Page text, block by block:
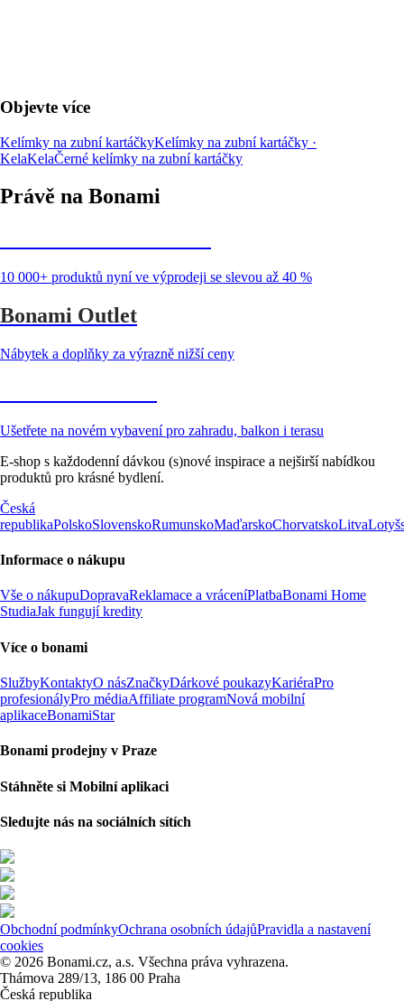
Objevte více
Kelímky na zubní kartáčkyKelímky na zubní kartáčky ·
KelaKelaČerné kelímky na zubní kartáčky
Právě na Bonami
10 000+ produktů nyní ve výprodeji se slevou až 40 %
Bonami Outlet
Nábytek a doplňky za výrazně nižší ceny
Ušetřete na novém vybavení pro zahradu, balkon i terasu
E-shop s každodenní dávkou (s)nové inspirace a nejširší nabídkou
produktů pro krásné bydlení.
Česká
republikaPolskoSlovenskoRumunskoMaďarskoChorvatskoLitva
Informace o nákupu
Vše o nákupuDopravaReklamace a vráceníPlatbaBonami Home
StudiaJak fungují kredity
Více o bonami
SlužbyKontaktyO násZnačkyDárkové poukazyKariéraPro
profesionályPro médiaAffiliate programNová mobilní
aplikaceBonamiStar
Bonami prodejny v Praze
Stáhněte si Mobilní aplikaci
Sledujte nás na sociálních sítích
Obchodní podmínkyOchrana osobních údajůPravidla a nastavení
cookies
© 2026 Bonami.cz, a.s. Všechna práva vyhrazena.
Thámova 289/13, 186 00 Praha
Česká republika